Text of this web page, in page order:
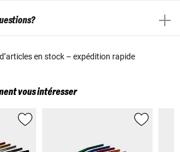
en stock – expédition rapide
vous intéresser